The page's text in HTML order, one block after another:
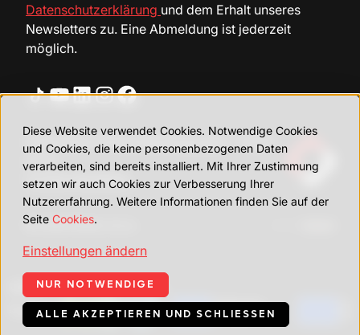
Datenschutzerklärung und dem Erhalt unseres
Newsletters zu. Eine Abmeldung ist jederzeit
möglich.
Allgemeine Verkaufsbedingungen – Šraml
d.o.o.
Cookie-Richtlinie
© 2026 Šraml, d.o.o.
Unsere Innovationsprojekte
Diese Website verwendet Cookies. Notwendige Cookies
und Cookies, die keine personenbezogenen Daten
verarbeiten, sind bereits installiert. Mit Ihrer Zustimmung
setzen wir auch Cookies zur Verbesserung Ihrer
Nutzererfahrung. Weitere Informationen finden Sie auf der
Seite Cookies.
Einstellungen ändern
NUR NOTWENDIGE
ALLE AKZEPTIEREN UND SCHLIESSEN